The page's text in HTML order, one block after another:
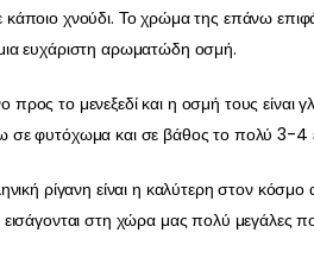
κάποιο χνούδι. Το χρώμα της επάνω
ευχάριστη αρωματώδη οσμή.
το μενεξεδί και η οσμή τους είναι
σε φυτόχωμα και σε βάθος το πολύ 3-4
ρίγανη είναι η καλύτερη στον
εισάγονται στη χώρα μας πολύ